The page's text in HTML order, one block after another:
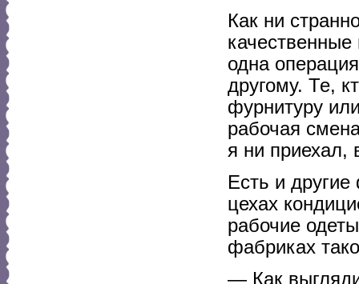
Как ни
одна
другому. Те,
фурнитуру
рабочая
я ни приехал,
Есть и
цехах
рабочие
фабриках
— Как